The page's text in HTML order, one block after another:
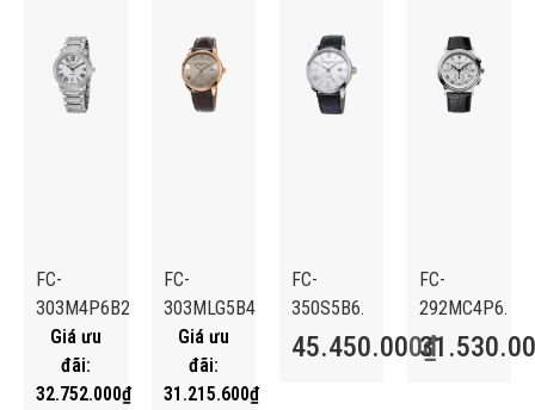
FC-
303M4P6B2
32.752.000₫
FC-
303MLG5B4
31.215.600₫
FC-
350S5B6.
45.450.000₫
FC-
292MC4P6.